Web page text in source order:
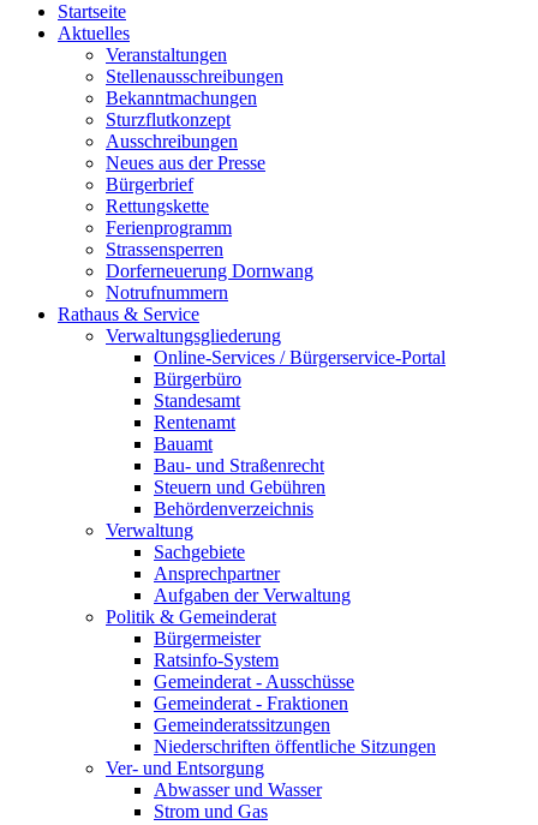
Startseite
Aktuelles
Veranstaltungen
Stellenausschreibungen
Bekanntmachungen
Sturzflutkonzept
Ausschreibungen
Neues aus der Presse
Bürgerbrief
Rettungskette
Ferienprogramm
Strassensperren
Dorferneuerung Dornwang
Notrufnummern
Rathaus & Service
Verwaltungsgliederung
Online-Services / Bürgerservice-Portal
Bürgerbüro
Standesamt
Rentenamt
Bauamt
Bau- und Straßenrecht
Steuern und Gebühren
Behördenverzeichnis
Verwaltung
Sachgebiete
Ansprechpartner
Aufgaben der Verwaltung
Politik & Gemeinderat
Bürgermeister
Ratsinfo-System
Gemeinderat - Ausschüsse
Gemeinderat - Fraktionen
Gemeinderatssitzungen
Niederschriften öffentliche Sitzungen
Ver- und Entsorgung
Abwasser und Wasser
Strom und Gas